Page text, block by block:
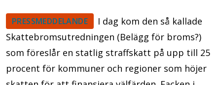
PRESSMEDDELANDE
I dag kom den så kallade
Skattebromsutredningen (Belägg för broms?)
som föreslår en statlig straffskatt på upp till 25
procent för kommuner och regioner som höjer